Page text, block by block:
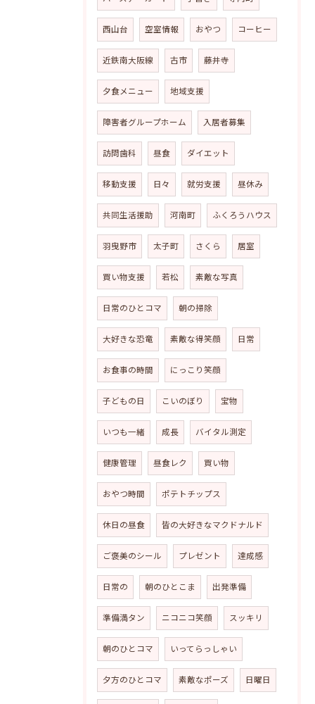
西山台 空室情報 おやつ コーヒー
近鉄南大阪線 古市 藤井寺
夕食メニュー 地域支援
障害者グループホーム 入居者募集
訪問歯科 昼食 ダイエット
移動支援 日々 就労支援 昼休み
共同生活援助 河南町 ふくろうハウス
羽曳野市 太子町 さくら 居室
買い物支援 若松 素敵な写真
日常のひとコマ 朝の掃除
大好きな恐竜 素敵な得笑顔 日常
お食事の時間 にっこり笑顔
子どもの日 こいのぼり 宝物
いつも一緒 成長 バイタル測定
健康管理 昼食レク 買い物
おやつ時間 ポテトチップス
休日の昼食 皆の大好きなマクドナルド
ご褒美のシール プレゼント 達成感
日常の 朝のひとこま 出発準備
準備満タン ニコニコ笑顔 スッキリ
朝のひとコマ いってらっしゃい
夕方のひとコマ 素敵なポーズ 日曜日